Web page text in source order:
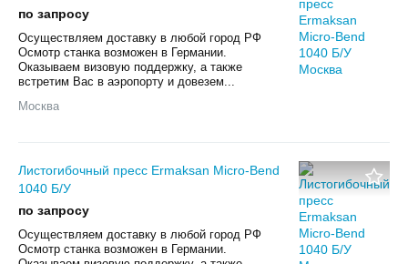
по запросу
Осуществляем доставку в любой город РФ
Осмотр станка возможен в Германии.
Оказываем визовую поддержку, а также
встретим Вас в аэропорту и довезем...
Москва
Листогибочный пресс Ermaksan Micro-Bend
1040 Б/У
по запросу
Осуществляем доставку в любой город РФ
Осмотр станка возможен в Германии.